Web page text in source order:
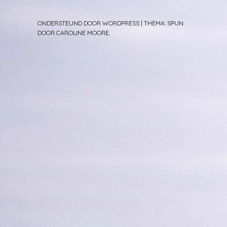
ONDERSTEUND DOOR WORDPRESS | THEMA: SPUN
DOOR CAROLINE MOORE